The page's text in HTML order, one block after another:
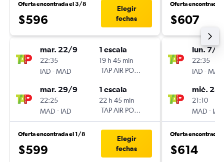
Oferta encontrada el 3/8
$596
Elegir
fechas
mar. 22/9
22:35
IAD -MAD
1 escala
19 h 45 min
TAP AIR PORTUGAL
mar. 29/9
22:25
MAD - IAD
1 escala
22 h 45 min
TAP AIR PORTUGAL
Oferta encontrada el 1/8
$599
Elegir
fechas
Oferta encontrada
$607
lun. 7/9
22:35
IAD -MAD
mié.
21:10
MAD - IAD
Oferta encontrada
$614